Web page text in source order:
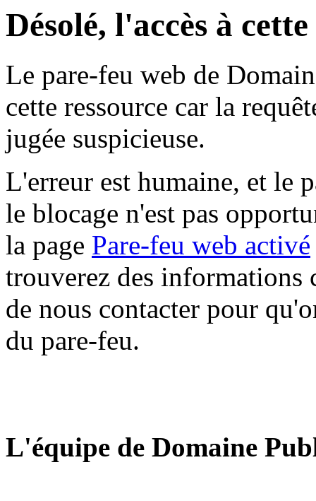
Désolé, l'accès à
Le pare-feu web de
cette ressource car la
jugée suspicieuse.
L'erreur est humaine, et le
le blocage n'est pas
la page Pare-feu web activé
trouverez des informations
de nous contacter pour
du pare-feu.
L'équipe de Domaine